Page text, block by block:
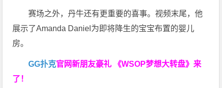
赛场之外，丹牛还有更重要的喜事。视频末尾，他
展示了Amanda Daniel为即将降生的宝宝布置的婴儿
房。
GG扑克官网新朋友豪礼
《WSOP梦想大转盘》来
了！